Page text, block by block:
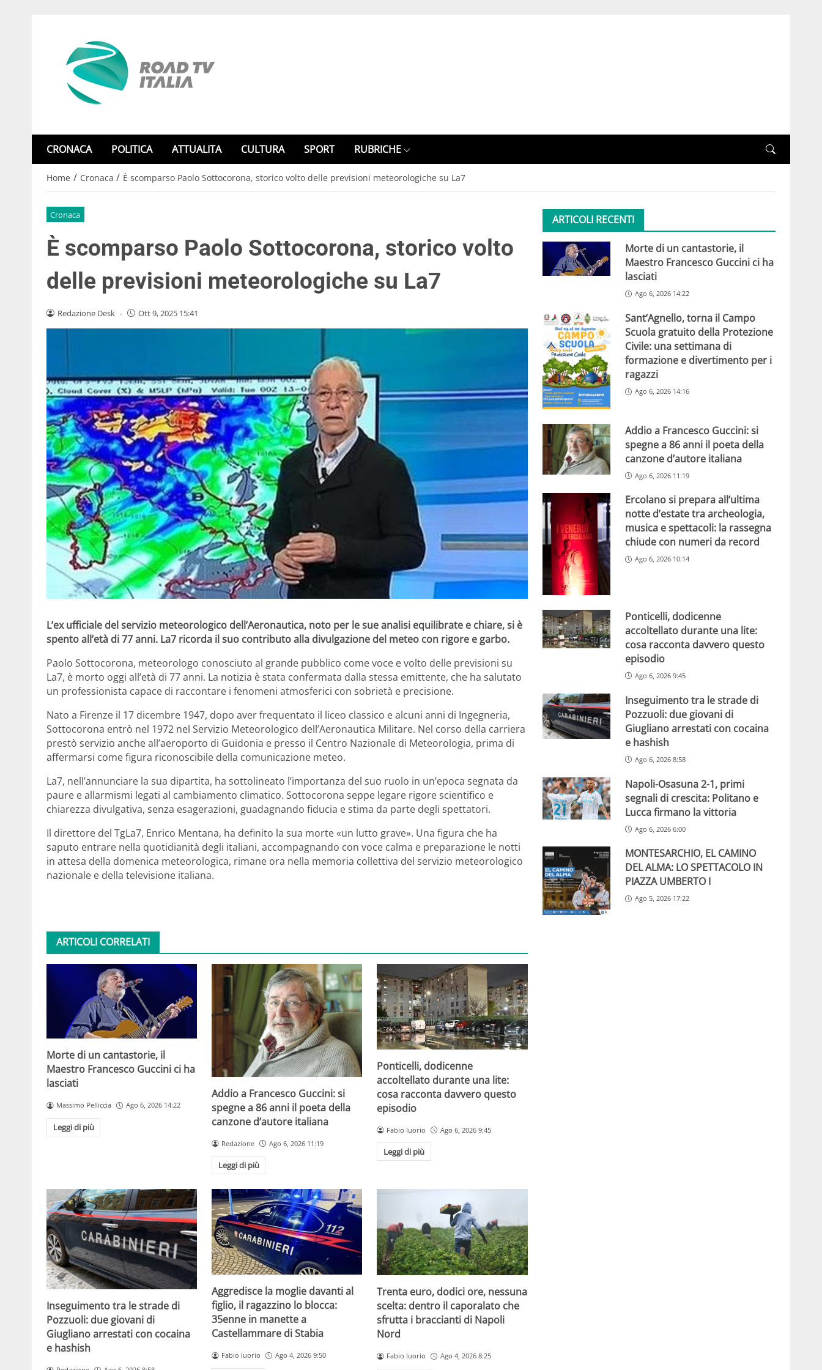
CRONACA POLITICA ATTUALITA CULTURA SPORT RUBRICHE
Home / Cronaca / È scomparso Paolo Sottocorona, storico volto delle previsioni meteorologiche su La7
Cronaca
È scomparso Paolo Sottocorona, storico volto
delle previsioni meteorologiche su La7
Redazione Desk - Ott 9, 2025 15:41
L’ex ufficiale del servizio meteorologico dell’Aeronautica, noto per le sue analisi equilibrate e chiare, si è
spento all’età di 77 anni. La7 ricorda il suo contributo alla divulgazione del meteo con rigore e garbo.
Paolo Sottocorona, meteorologo conosciuto al grande pubblico come voce e volto delle previsioni su
La7, è morto oggi all’età di 77 anni. La notizia è stata confermata dalla stessa emittente, che ha salutato
un professionista capace di raccontare i fenomeni atmosferici con sobrietà e precisione.
Nato a Firenze il 17 dicembre 1947, dopo aver frequentato il liceo classico e alcuni anni di Ingegneria,
Sottocorona entrò nel 1972 nel Servizio Meteorologico dell’Aeronautica Militare. Nel corso della carriera
prestò servizio anche all’aeroporto di Guidonia e presso il Centro Nazionale di Meteorologia, prima di
affermarsi come figura riconoscibile della comunicazione meteo.
La7, nell’annunciare la sua dipartita, ha sottolineato l’importanza del suo ruolo in un’epoca segnata da
paure e allarmismi legati al cambiamento climatico. Sottocorona seppe legare rigore scientifico e
chiarezza divulgativa, senza esagerazioni, guadagnando fiducia e stima da parte degli spettatori.
Il direttore del TgLa7, Enrico Mentana, ha definito la sua morte «un lutto grave». Una figura che ha
saputo entrare nella quotidianità degli italiani, accompagnando con voce calma e preparazione le notti
in attesa della domenica meteorologica, rimane ora nella memoria collettiva del servizio meteorologico
nazionale e della televisione italiana.
ARTICOLI CORRELATI
Morte di un cantastorie, il
Maestro Francesco Guccini ci ha
lasciati
Massimo Pelliccia Ago 6, 2026 14:22
Leggi di più
Addio a Francesco Guccini: si
spegne a 86 anni il poeta della
canzone d’autore italiana
Redazione Ago 6, 2026 11:19
Leggi di più
Ponticelli, dodicenne
accoltellato durante una lite:
cosa racconta davvero questo
episodio
Fabio Iuorio Ago 6, 2026 9:45
Leggi di più
Inseguimento tra le strade di
Pozzuoli: due giovani di
Giugliano arrestati con cocaina
e hashish
Aggredisce la moglie davanti al
figlio, il ragazzino lo blocca:
35enne in manette a
Castellammare di Stabia
Fabio Iuorio Ago 4, 2026 9:50
Trenta euro, dodici ore, nessuna
scelta: dentro il caporalato che
sfrutta i braccianti di Napoli
Nord
Fabio Iuorio Ago 4, 2026 8:25
ARTICOLI RECENTI
Morte di un cantastorie, il
Maestro Francesco Guccini ci ha
lasciati
Ago 6, 2026 14:22
Sant’Agnello, torna il Campo
Scuola gratuito della Protezione
Civile: una settimana di
formazione e divertimento per i
ragazzi
Ago 6, 2026 14:16
Addio a Francesco Guccini: si
spegne a 86 anni il poeta della
canzone d’autore italiana
Ago 6, 2026 11:19
Ercolano si prepara all’ultima
notte d’estate tra archeologia,
musica e spettacoli: la rassegna
chiude con numeri da record
Ago 6, 2026 10:14
Ponticelli, dodicenne
accoltellato durante una lite:
cosa racconta davvero questo
episodio
Ago 6, 2026 9:45
Inseguimento tra le strade di
Pozzuoli: due giovani di
Giugliano arrestati con cocaina
e hashish
Ago 6, 2026 8:58
Napoli-Osasuna 2-1, primi
segnali di crescita: Politano e
Lucca firmano la vittoria
Ago 6, 2026 6:00
MONTESARCHIO, EL CAMINO
DEL ALMA: LO SPETTACOLO IN
PIAZZA UMBERTO I
Ago 5, 2026 17:22